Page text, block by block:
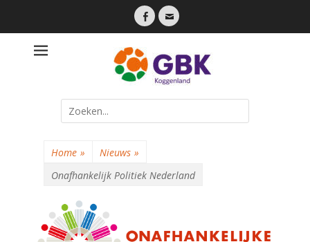
Facebook
Email
Gemeente
Belangen
Koggenland
Een lokale partij die dicht bij haar inwoners staat
Search
for:
Home » Nieuws »
Onafhankelijk Politiek Nederland